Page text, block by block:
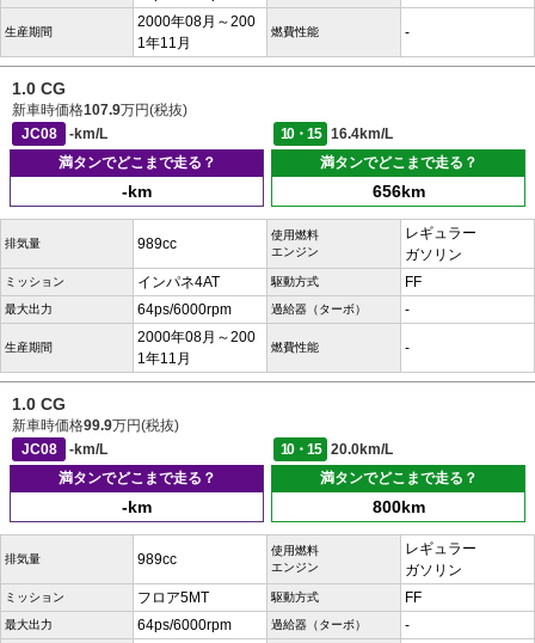
生産期間
2000年08月～200
1年11月
燃費性能 -
1.0 CG
新車時価格107.9万円(税抜)
JC08
-km/L 10・15
16.4km/L
満タンでどこまで走る？
-km
満タンでどこまで走る？
656km
排気量 989cc
使用燃料
エンジン
レギュラー
ガソリン
ミッション インパネ4AT 駆動方式 FF
最大出力 64ps/6000rpm 過給器（ターボ） -
生産期間
2000年08月～200
1年11月
燃費性能 -
1.0 CG
新車時価格99.9万円(税抜)
JC08
-km/L 10・15
20.0km/L
満タンでどこまで走る？
-km
満タンでどこまで走る？
800km
排気量 989cc
使用燃料
エンジン
レギュラー
ガソリン
ミッション フロア5MT 駆動方式 FF
最大出力 64ps/6000rpm 過給器（ターボ） -